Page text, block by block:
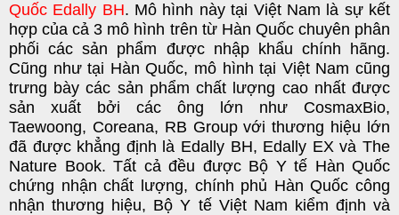
Quốc Edally BH. Mô hình này tại Việt Nam là sự kết
hợp của cả 3 mô hình trên từ Hàn Quốc chuyên phân
phối các sản phẩm được nhập khẩu chính hãng.
Cũng như tại Hàn Quốc, mô hình tại Việt Nam cũng
trưng bày các sản phẩm chất lượng cao nhất được
sản xuất bởi các ông lớn như CosmaxBio,
Taewoong, Coreana, RB Group với thương hiệu lớn
đã được khẳng định là Edally BH, Edally EX và The
Nature Book. Tất cả đều được Bộ Y tế Hàn Quốc
chứng nhận chất lượng, chính phủ Hàn Quốc công
nhận thương hiệu, Bộ Y tế Việt Nam kiểm định và